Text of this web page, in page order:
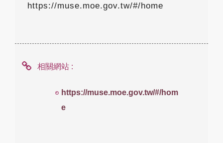
https://muse.moe.gov.tw/#/home
相關網站 :
https://muse.moe.gov.tw/#/hom
e